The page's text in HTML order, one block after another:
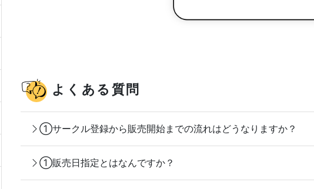
よくある質問
①サークル登録から販売開始までの流れはどうなりますか？
①販売日指定とはなんですか？